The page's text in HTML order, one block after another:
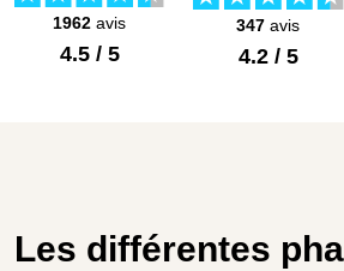
1962 avis
4.5 / 5
347 avis
4.2 / 5
Les différentes